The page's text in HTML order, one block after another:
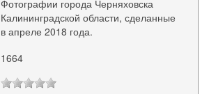
Фотографии города Черняховска
Калининградской области, сделанные
в апреле 2018 года.
1664